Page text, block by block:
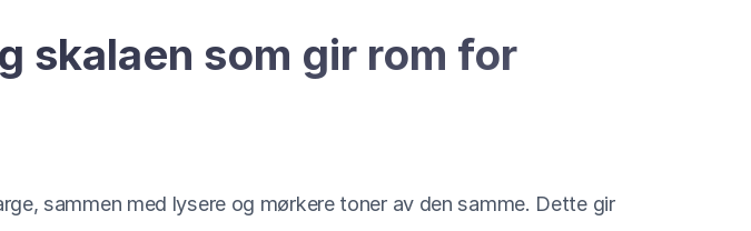
skalaen som gir rom for
sammen med lysere og mørkere toner av den samme. Dette gir